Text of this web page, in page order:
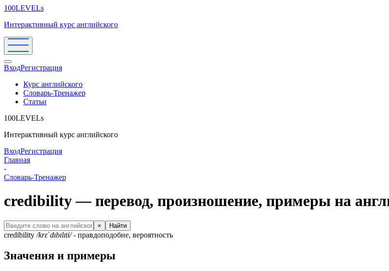
100LEVELs
Интерактивный курс английского
ВходРегистрация
Курс английского
Словарь-Тренажер
Статьи
100LEVELs
Интерактивный курс английского
ВходРегистрация
Главная
-
Словарь-Тренажер
credibility — перевод, произношение, примеры на
× Найти
credibility /krɛˈdɪbɪlɪti/- правдоподобие, вероятность
Значения и примеры